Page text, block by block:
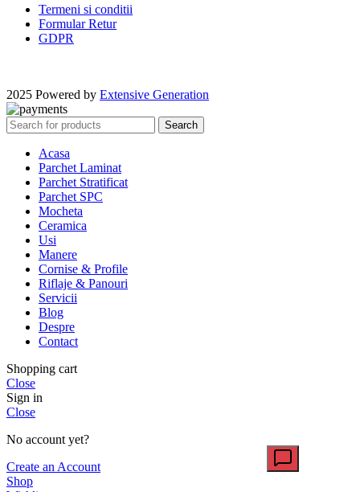
Termeni si conditii
Formular Retur
GDPR
2025 Powered by Extensive Generation
Search
Acasa
Parchet Laminat
Parchet Stratificat
Parchet SPC
Mocheta
Ceramica
Usi
Manere
Cornise & Profile
Riflaje & Panouri
Servicii
Blog
Despre
Contact
Shopping cart
Close
Sign in
Close
No account yet?
Create an Account
Shop